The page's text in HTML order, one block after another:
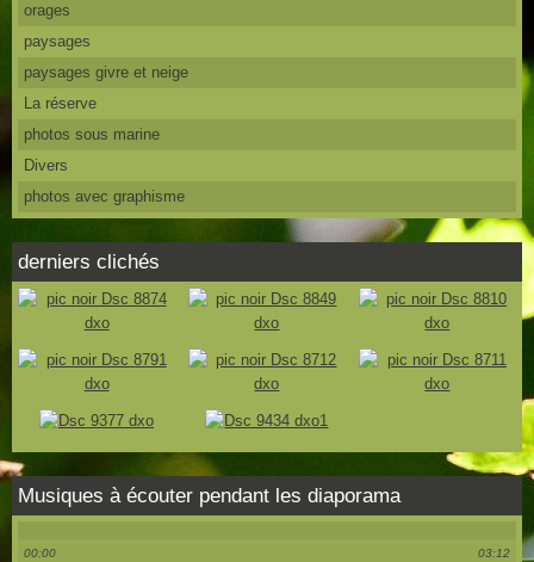
orages
paysages
paysages givre et neige
La réserve
photos sous marine
Divers
photos avec graphisme
derniers clichés
Musiques à écouter pendant les diaporama
00:00 03:12